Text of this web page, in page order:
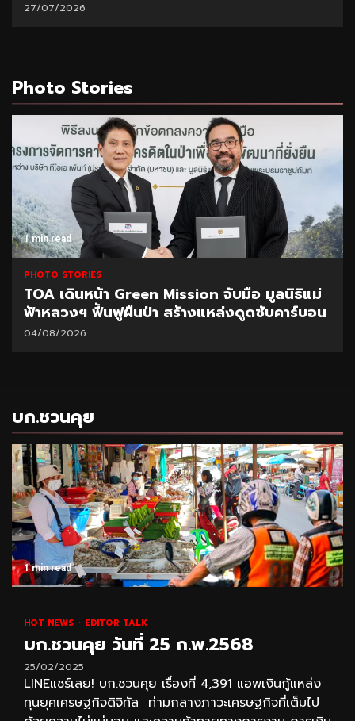
27/07/2026
Photo Stories
1 min read
PHOTO STORIES
TOA เดินหน้า Green Mission จับมือ มูลนิธิแม่
ฟ้าหลวงฯ ฟื้นฟูผืนป่า สร้างแหล่งดูดซับคาร์บอน
04/08/2026
บก.ชวนคุย
1 min read
HOT NEWS EDITOR TALK
บก.ชวนคุย วันที่ 25 ก.พ.2568
25/02/2025
LINEแชร์เลย! บก.ชวนคุย เรื่องที่ 4,391 แอพเงินกู้แหล่ง
ทุนยุคเศรษฐกิจดิจิทัล ท่ามกลางภาวะเศรษฐกิจที่เต็มไป